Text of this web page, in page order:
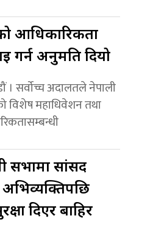
आधिकारिकता
गर्न अनुमति दियो
। सर्वोच्च अदालतले नेपाली
विशेष महाधिवेशन तथा
सभामा सांसद
दिएर बाहिर